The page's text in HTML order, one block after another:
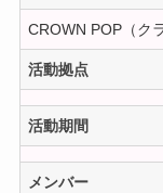
CROWN POP（ク
活動拠点
活動期間
メンバー